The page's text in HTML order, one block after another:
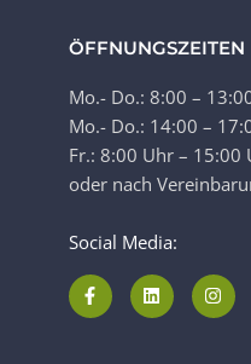
ÖFFNUNGSZEITEN
Mo.- Do.: 8:00 –
Mo.- Do.: 14:00 –
Fr.: 8:00 Uhr – 15:00
oder nach
Social Media: